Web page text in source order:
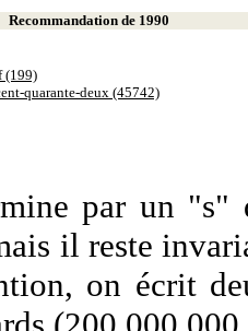
Recommandation de 1990
(199)
quarante-deux (45742)
par un "s"
il reste
on écrit